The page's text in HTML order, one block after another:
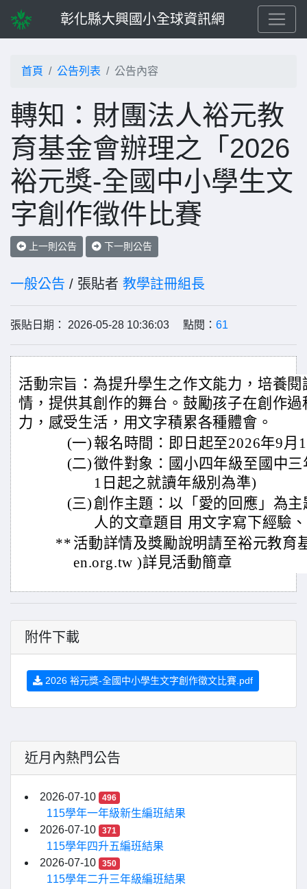
彰化縣大興國小全球資訊網
首頁 公告列表 公告內容
轉知：財團法人裕元教
育基金會辦理之「2026
裕元獎-全國中小學生文
字創作徵件比賽
上一則公告 下一則公告
一般公告 / 張貼者 教學註冊組長
張貼日期： 2026-05-28 10:36:03 點閱： 61
活動宗旨：為提升學生之作文能力，培養
情，提供其創作的舞台。鼓勵孩子在創作
力，感受生活，用文字積累各種體會。
(一) 報名時間：即日起至2026年9月
(二)徵件對象：國小四年級至國中
1日起之就讀年級別為準)
(三) 創作主題：以「愛的回應」為
人的文章題目 用文字寫下經驗
** 活動詳情及獎勵說明請至裕元教育
en.org.tw )詳見活動簡章
附件下載
2026 裕元獎-全國中小學生文字創作徵文比賽.pdf
近月內熱門公告
2026-07-10 496
115學年一年級新生編班結果
2026-07-10
371
115學年四升五編班結果
2026-07-10
350
115學年二升三年級編班結果